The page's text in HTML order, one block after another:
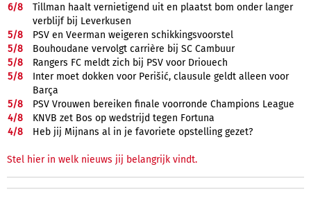
6/8
Tillman haalt vernietigend uit en plaatst bom onder langer
verblijf bij Leverkusen
5/8
PSV en Veerman weigeren schikkingsvoorstel
5/8
Bouhoudane vervolgt carrière bij SC Cambuur
5/8
Rangers FC meldt zich bij PSV voor Driouech
5/8
Inter moet dokken voor Perišić, clausule geldt alleen voor
Barça
5/8
PSV Vrouwen bereiken finale voorronde Champions League
4/8
KNVB zet Bos op wedstrijd tegen Fortuna
4/8 Heb jij Mijnans al in je favoriete opstelling gezet?
Stel hier in welk nieuws jij belangrijk vindt.